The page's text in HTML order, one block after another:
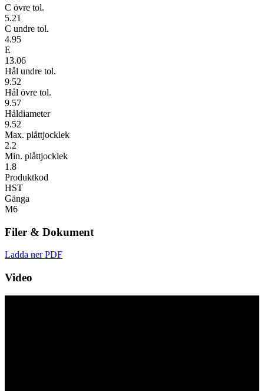
C övre tol.
5.21
C undre tol.
4.95
E
13.06
Hål undre tol.
9.52
Hål övre tol.
9.57
Håldiameter
9.52
Max. plåttjocklek
2.2
Min. plåttjocklek
1.8
Produktkod
HST
Gänga
M6
Filer & Dokument
Ladda ner PDF
Video